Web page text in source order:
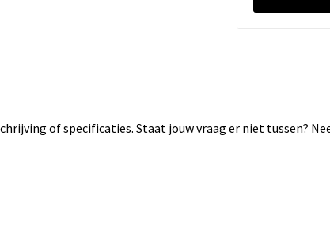
of specificaties. Staat jouw vraag er niet tussen?